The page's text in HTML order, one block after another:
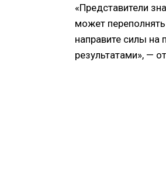
«Представители
может
направите силы на
результатами», —